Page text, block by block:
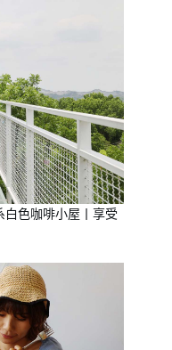
白色咖啡小屋丨享受